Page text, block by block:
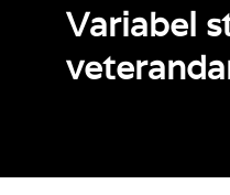
Variabel